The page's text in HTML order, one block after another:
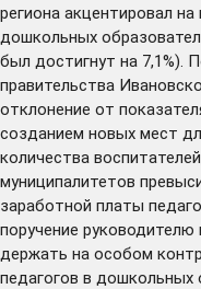
региона акцентировал
дошкольных
был достигнут на 7,1%).
правительства
отклонение от
созданием новых мест
количества
муниципалитетов
заработной платы
поручение
держать на особом
педагогов в дошкольных